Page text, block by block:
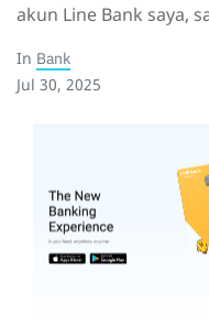
akun Line Bank saya,
In Bank
Jul 30, 2025